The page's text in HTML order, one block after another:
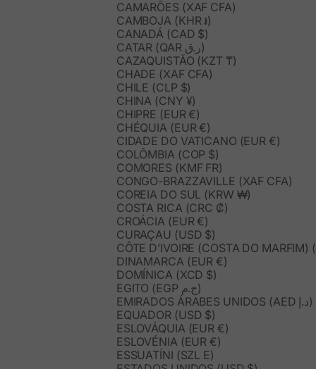
CAMARÕES (XAF CFA)
CAMBOJA (KHR ៛)
CANADÁ (CAD $)
CATAR (QAR ر.ق)
CAZAQUISTÃO (KZT ₸)
CHADE (XAF CFA)
CHILE (CLP $)
CHINA (CNY ¥)
CHIPRE (EUR €)
CHÉQUIA (EUR €)
CIDADE DO VATICANO (EUR €)
COLÔMBIA (COP $)
COMORES (KMF FR)
CONGO-BRAZZAVILLE (XAF CFA)
COREIA DO SUL (KRW ₩)
COSTA RICA (CRC ₡)
CROÁCIA (EUR €)
CURAÇAU (USD $)
CÔTE D’IVOIRE (COSTA DO MARFIM)
DINAMARCA (EUR €)
DOMÍNICA (XCD $)
EGITO (EGP ج.م)
EMIRADOS ÁRABES UNIDOS (AED د.إ)
EQUADOR (USD $)
ESLOVÁQUIA (EUR €)
ESLOVÉNIA (EUR €)
ESSUATÍNI (SZL E)